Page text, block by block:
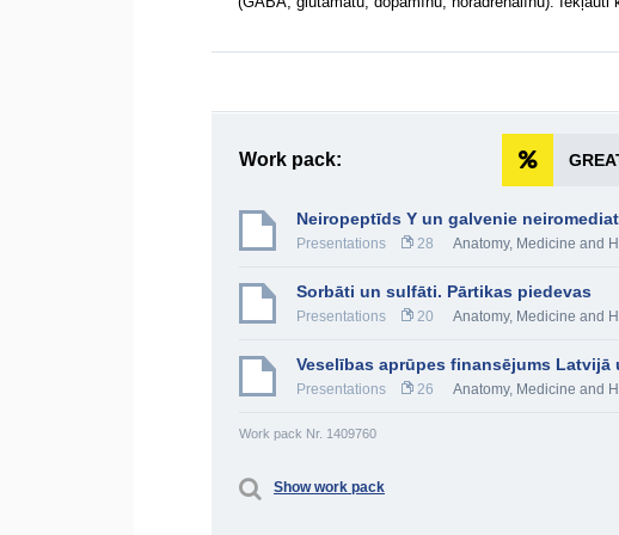
Work pack:
Neiropeptīds Y un galvenie
Presentations 28 Anatomy, Medicine and
Sorbāti un sulfāti. Pārtikas piedevas
Presentations 20 Anatomy, Medicine and
Veselības aprūpes finansējums Latvijā
Presentations 26 Anatomy, Medicine and
Work pack Nr. 1409760
Show work pack